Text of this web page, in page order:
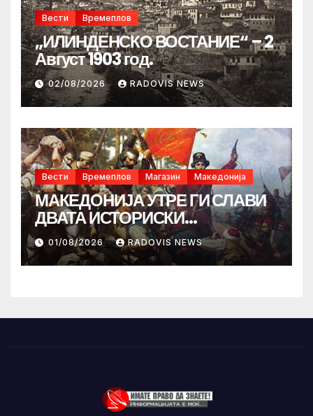
Вести Времеплов
„ИЛИНДЕНСКО ВОСТАНИЕ“ – 2
Август 1903 год.
02/08/2026 RADOVIS NEWS
Вести Времеплов Магазин Македонија
МАКЕДОНИЈА УТРЕ ГИ СЛАВИ
ДВАТА ИСТОРИСКИ
ИЛИНДЕНА!
01/08/2026 RADOVIS NEWS